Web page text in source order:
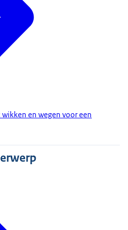
en wegen voor een